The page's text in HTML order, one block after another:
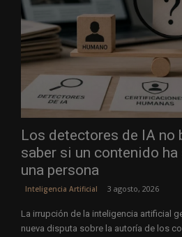
Los detectores de IA no
saber si un contenido
una persona
Inteligencia Artificial 3 agosto, 2026
La irrupción de la inteligencia artificial
nueva disputa sobre la autoría de los